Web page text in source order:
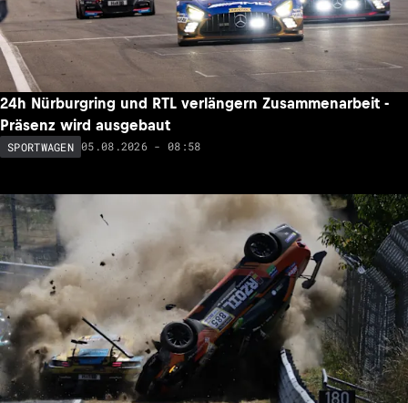
24h Nürburgring und RTL verlängern Zusammenarbeit -
Präsenz wird ausgebaut
SPORTWAGEN 05.08.2026 - 08:58